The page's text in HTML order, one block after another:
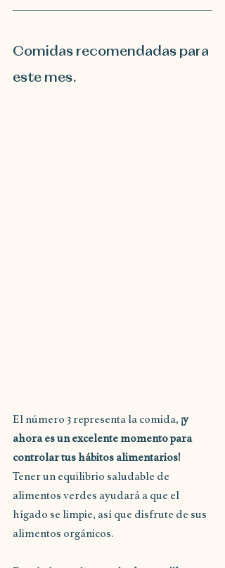
Comidas recomendadas para
este mes.
El número 3 representa la comida, ¡y
ahora es un excelente momento para
controlar tus hábitos alimentarios!
Tener un equilibrio saludable de
alimentos verdes ayudará a que el
hígado se limpie, así que disfrute de sus
alimentos orgánicos.